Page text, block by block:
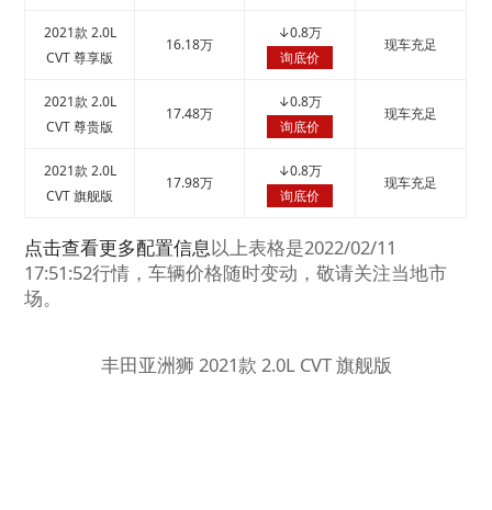
2021款 2.0L
CVT 尊享版
16.18万
↓0.8万
询底价
现车充足
2021款 2.0L
CVT 尊贵版
17.48万
↓0.8万
询底价
现车充足
2021款 2.0L
CVT 旗舰版
17.98万
↓0.8万
询底价
现车充足
点击查看更多配置信息以上表格是2022/02/11
17:51:52行情，车辆价格随时变动，敬请关注当地市
场。
丰田亚洲狮 2021款 2.0L CVT 旗舰版